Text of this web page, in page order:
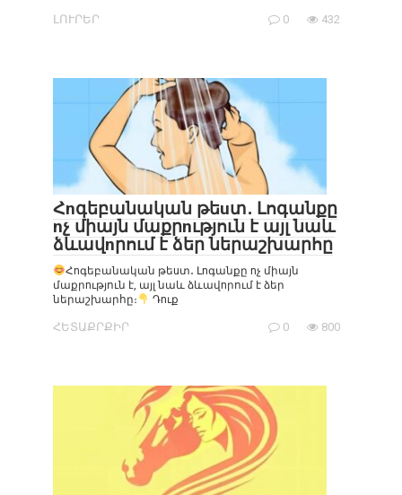
ԼՈՒՐԵՐ 0 432
Հnգեբանական թեuտ․ Լոգանքը
nչ միայն մաքրnւթյուն է այլ նաև
ձևավnրում է ձեր ներաշխարհը
Հnգեբանական թեuտ․ Լnգանքը nչ միայն
մաքրnւթյուն է, այլ նաև ձևավnրում է ձեր
ներաշխարհը։
Դnւք
ՀԵՏԱՔՐՔԻՐ 0 800